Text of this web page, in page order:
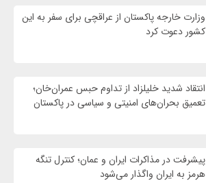
وزارت خارجه پاکستان از عراقچی برای سفر به این
کشور دعوت کرد
انتقاد شدید خلیلزاد از تداوم حبس عمران‌خان؛
تعمیق بحران‌های امنیتی و سیاسی در پاکستان
پیشرفت در مذاکرات ایران و عمان؛ کنترل تنگه
هرمز به ایران واگذار می‌شود